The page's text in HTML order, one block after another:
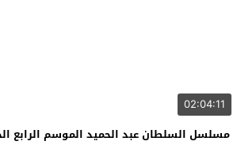
02:04:11
مسلسل السلطان عبد الحميد الموسم الرابع